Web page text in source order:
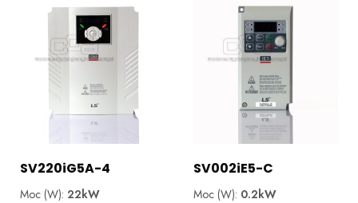
SV220iG5A-4
Moc (W): 22kW
SV002iE5-C
Moc (W): 0.2kW